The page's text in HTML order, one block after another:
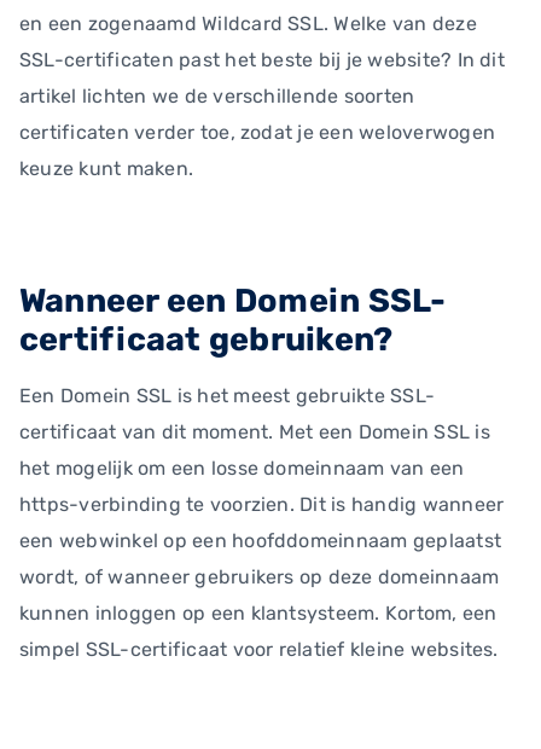
en een zogenaamd Wildcard SSL. Welke van deze
SSL-certificaten past het beste bij je website? In dit
artikel lichten we de verschillende soorten
certificaten verder toe, zodat je een weloverwogen
keuze kunt maken.
Wanneer een Domein SSL-
certificaat gebruiken?
Een Domein SSL is het meest gebruikte SSL-
certificaat van dit moment. Met een Domein SSL is
het mogelijk om een losse domeinnaam van een
https-verbinding te voorzien. Dit is handig wanneer
een webwinkel op een hoofddomeinnaam geplaatst
wordt, of wanneer gebruikers op deze domeinnaam
kunnen inloggen op een klantsysteem. Kortom, een
simpel SSL-certificaat voor relatief kleine websites.